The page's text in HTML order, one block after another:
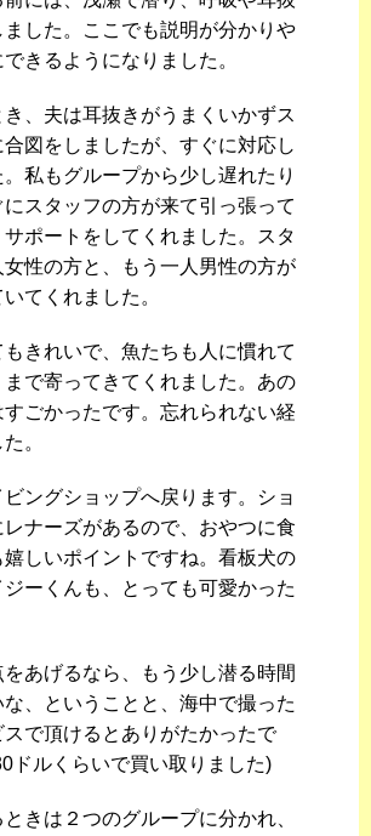
ました。ここでも説明が分かりや
きるようになりました。
、夫は耳抜きがうまくいかずス
合図をしましたが、すぐに対応し
私もグループから少し遅れたり
スタッフの方が来て引っ張って
サポートをしてくれました。スタ
女性の方と、もう一人男性の方が
てくれました。
きれいで、魚たちも人に慣れて
で寄ってきてくれました。あの
ごかったです。忘れられない経
。
ングショップへ戻ります。ショ
レナーズがあるので、おやつに食
しいポイントですね。看板犬の
ーくんも、とっても可愛かった
あげるなら、もう少し潜る時間
、ということと、海中で撮った
で頂けるとありがたかったで
ドルくらいで買い取りました)
きは２つのグループに分かれ、